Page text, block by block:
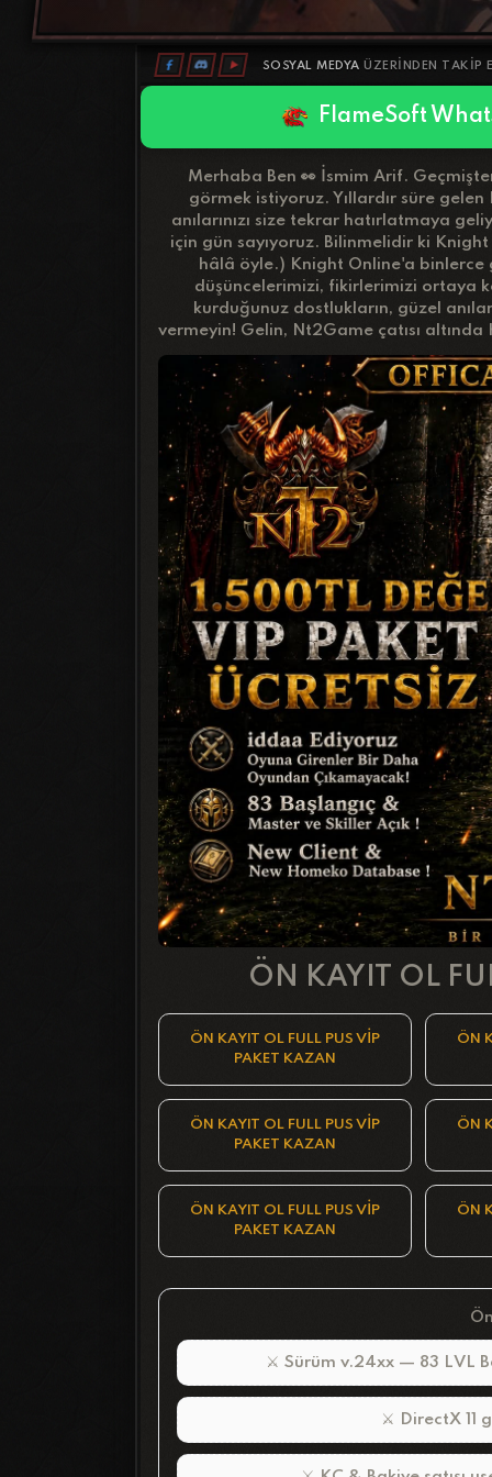
SOSYAL MEDYA ÜZERINDEN TAKIP
FlameSoft
Merhaba Ben 👀İsmim Arif.
görmek istiyoruz. Yıllardır süre
anılarınızı size tekrar hatırlatmaya
için gün sayıyoruz. Bilinmelidir ki
hâlâ öyle.) Knight Online'a
düşüncelerimizi, fikirlerimizi ortaya
kurduğunuz dostlukların, güzel
vermeyin! Gelin, Nt2Gameçatısı
ÖN KAYIT OL
ÖN KAYIT OL FULL PUS VİP
PAKET KAZAN
ÖN
ÖN KAYIT OL FULL PUS VİP
PAKET KAZAN
ÖN
ÖN KAYIT OL FULL PUS VİP
PAKET KAZAN
ÖN
⚔ Sürüm v.24xx — 83 LVL
⚔ DirectX 11